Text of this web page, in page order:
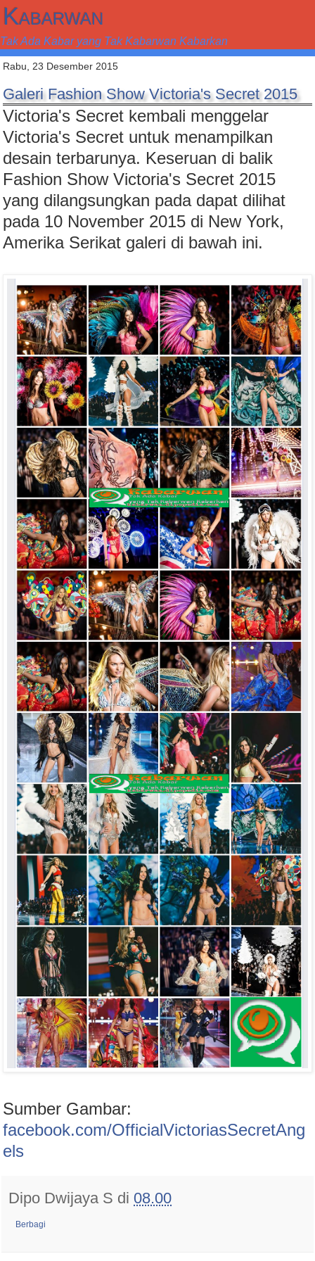
Kabarwan
Tak Ada Kabar yang Tak Kabarwan Kabarkan
Rabu, 23 Desember 2015
Galeri Fashion Show Victoria's Secret 2015
Victoria's Secret kembali menggelar
Victoria's Secret untuk menampilkan
desain terbarunya. Keseruan di balik
Fashion Show Victoria's Secret 2015
yang dilangsungkan pada dapat dilihat
pada 10 November 2015 di New York,
Amerika Serikat galeri di bawah ini.
Sumber Gambar:
facebook.com/OfficialVictoriasSecretAng
els
Dipo Dwijaya S di08.00
Berbagi